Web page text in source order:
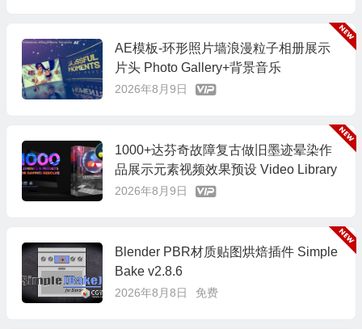
AE模板-环形照片墙浪漫粒子相册展示
片头 Photo Gallery+背景音乐
2026年8月9日
1000+达芬奇故障复古做旧墨迹晕染作
品展示元素视频效果预设 Video Library
2026年8月9日
Blender PBR材质贴图烘焙插件 Simple
Bake v2.8.6
2026年8月8日 免费